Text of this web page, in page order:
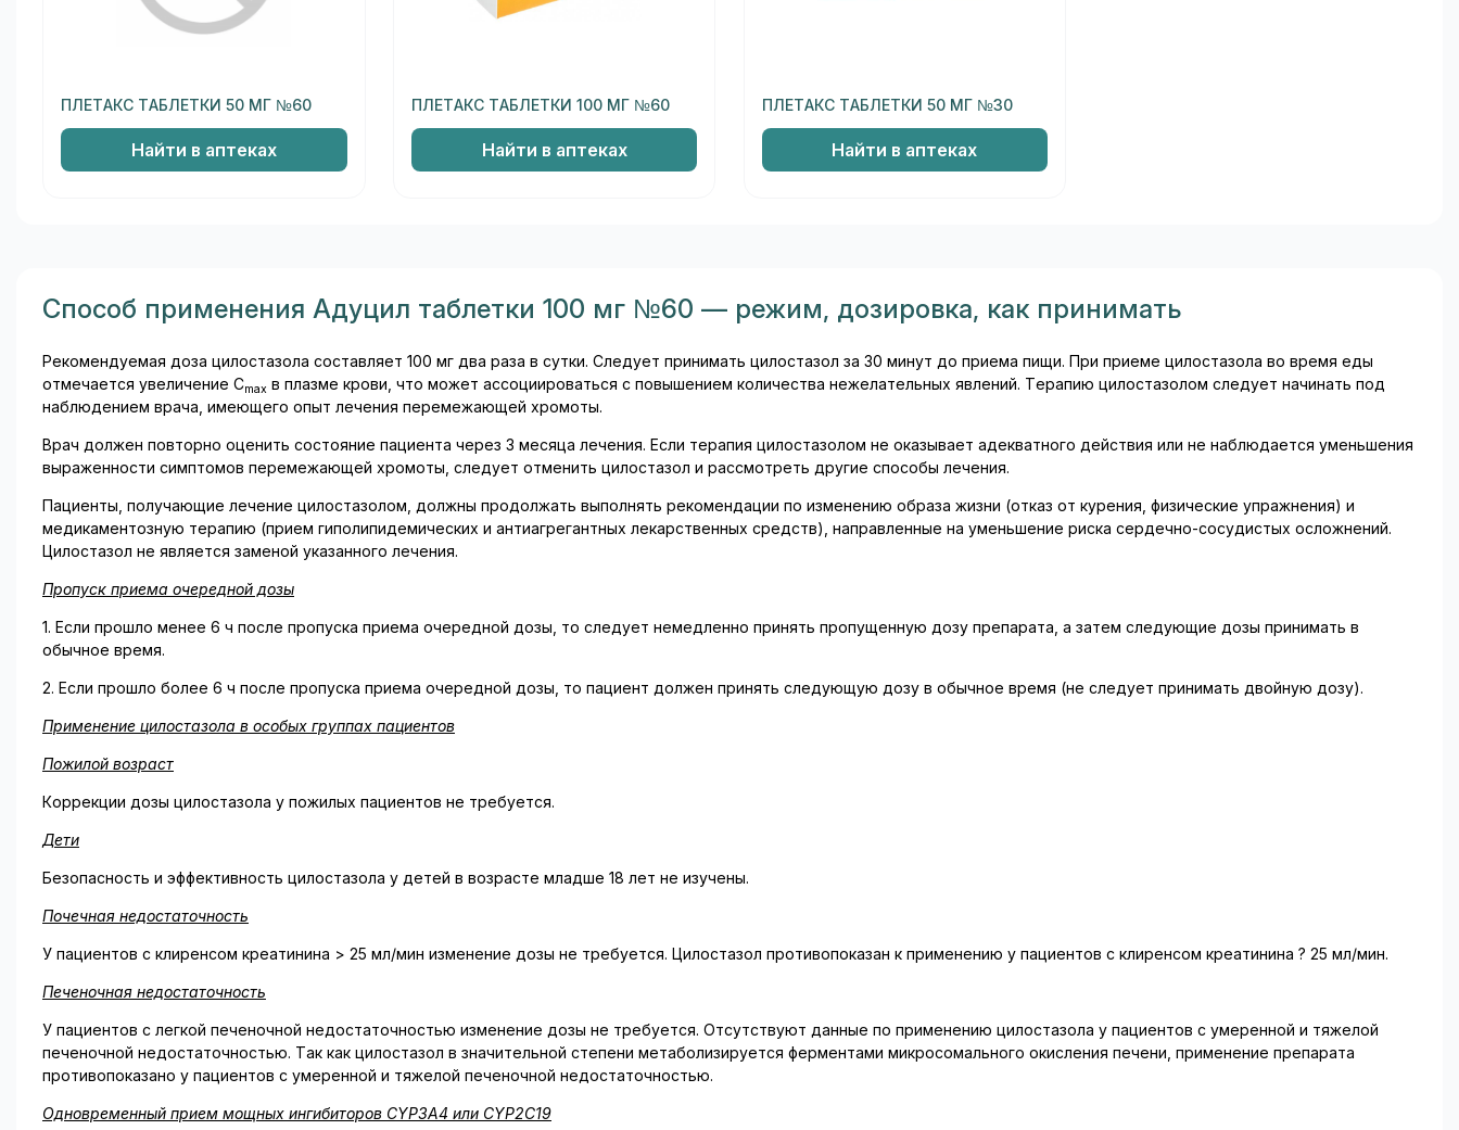
ПЛЕТАКС ТАБЛЕТКИ 50 МГ №60
Найти в аптеках
ПЛЕТАКС ТАБЛЕТКИ 100 МГ №60
Найти в аптеках
ПЛЕТАКС ТАБЛЕТКИ 50 МГ №30
Найти в аптеках
Способ применения Адуцил таблетки 100 мг №60 — режим, дозировка, как принимать
Рекомендуемая доза цилостазола составляет 100 мг два раза в сутки. Следует принимать цилостазол за 30 минут до приема пищи. При приеме цилостазола во время еды
отмечается увеличение Сmах в плазме крови, что может ассоциироваться с повышением количества нежелательных явлений. Терапию цилостазолом следует начинать под
наблюдением врача, имеющего опыт лечения перемежающей хромоты.
Врач должен повторно оценить состояние пациента через 3 месяца лечения. Если терапия цилостазолом не оказывает адекватного действия или не наблюдается уменьшения
выраженности симптомов перемежающей хромоты, следует отменить цилостазол и рассмотреть другие способы лечения.
Пациенты, получающие лечение цилостазолом, должны продолжать выполнять рекомендации по изменению образа жизни (отказ от курения, физические упражнения) и
медикаментозную терапию (прием гиполипидемических и антиагрегантных лекарственных средств), направленные на уменьшение риска сердечно-сосудистых осложнений.
Цилостазол не является заменой указанного лечения.
Пропуск приема очередной дозы
1. Если прошло менее 6 ч после пропуска приема очередной дозы, то следует немедленно принять пропущенную дозу препарата, а затем следующие дозы принимать в
обычное время.
2. Если прошло более 6 ч после пропуска приема очередной дозы, то пациент должен принять следующую дозу в обычное время (не следует принимать двойную дозу).
Применение цилостазола в особых группах пациентов
Пожилой возраст
Коррекции дозы цилостазола у пожилых пациентов не требуется.
Дети
Безопасность и эффективность цилостазола у детей в возрасте младше 18 лет не изучены.
Почечная недостаточность
У пациентов с клиренсом креатинина > 25 мл/мин изменение дозы не требуется. Цилостазол противопоказан к применению у пациентов с клиренсом креатинина ? 25 мл/мин.
Печеночная недостаточность
У пациентов с легкой печеночной недостаточностью изменение дозы не требуется. Отсутствуют данные по применению цилостазола у пациентов с умеренной и тяжелой
печеночной недостаточностью. Так как цилостазол в значительной степени метаболизируется ферментами микросомального окисления печени, применение препарата
противопоказано у пациентов с умеренной и тяжелой печеночной недостаточностью.
Одновременный прием мощных ингибиторов CYP3A4 или CYP2C19